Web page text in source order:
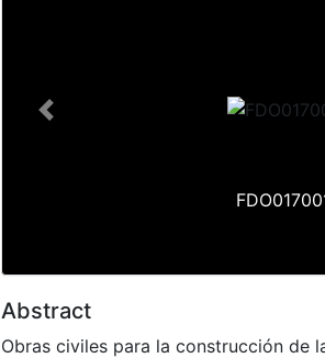
Previous
Abstract
Obras civiles para la construcción de